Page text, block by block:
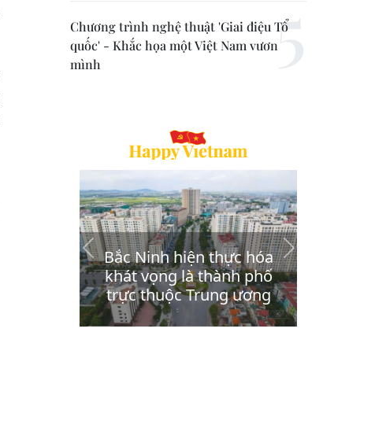
Chương trình nghệ thuật 'Giai điệu Tổ
quốc' - Khắc họa một Việt Nam vươn
mình